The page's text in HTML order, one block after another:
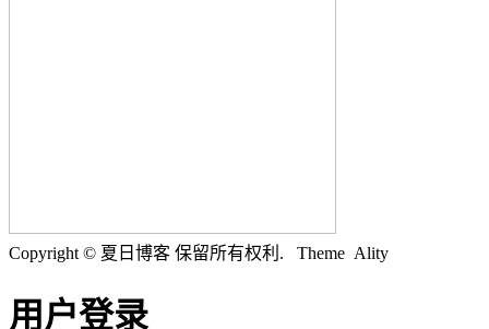
Copyright © 夏日博客 保留所有权利. Theme Ality
用户登录